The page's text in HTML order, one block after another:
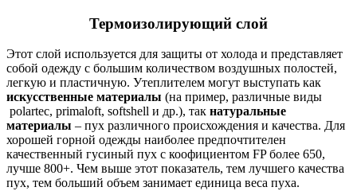
Термоизолирующий слой
Этот слой используется для защиты от холода и представляет
собой одежду с большим количеством воздушных полостей,
легкую и пластичную. Утеплителем могут выступать как
искусственные материалы (на пример, различные виды
polartec, primaloft, softshell и др.), так натуральные
материалы – пух различного происхождения и качества. Для
хорошей горной одежды наиболее предпочтителен
качественный гусиный пух с коофициентом FP более 650,
лучше 800+. Чем выше этот показатель, тем лучшего качества
пух, тем больший объем занимает единица веса пуха.